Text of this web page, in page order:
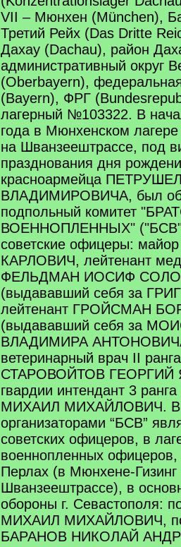
VII – Мюнхен (München),
Третий Рейх (Das Dritte
Дахау (Dachau), район
административный округ
(Oberbayern),
(Bayern), ФРГ
лагерный №103322. В
года в Мюнхенском
на Шванзеештрассе, под
празднования дня
красноармейца
ВЛАДИМИРОВИЧА, был
подпольный комитет
ВОЕННОПЛЕННЫХ"
советские офицеры:
КАРЛОВИЧ, лейтенант
ФЕЛЬДМАН ИОСИФ
(выдававший себя за
лейтенант ГРОЙСМАН
(выдававший себя за
ВЛАДИМИРА
ветеринарный врач II
СТАРОВОЙТОВ ГЕОРГИЙ
гвардии интендант 3
МИХАИЛ МИХАЙЛОВИЧ. В
организаторами “БСВ”
советских офицеров, в
военнопленных
Перлах (в Мюнхене-Гизинг
Шванзеештрассе), в
обороны г. Севастополя:
МИХАИЛ МИХАЙЛОВИЧ,
БАРАНОВ НИКОЛАЙ